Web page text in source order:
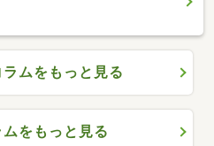
ムをもっと見る
をもっと見る